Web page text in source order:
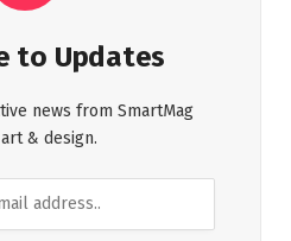
to Updates
news from SmartMag
& design.